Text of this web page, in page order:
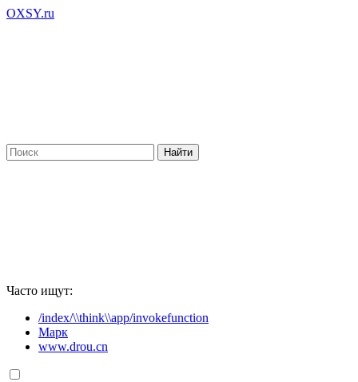
OXSY.ru
Часто ищут:
/index/\\think\\app/invokefunction
Марк
www.drou.cn